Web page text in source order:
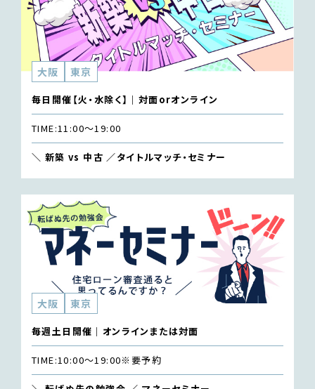
大阪 東京
毎日開催【火・水除く】｜対面orオンライン
TIME:11:00〜19:00
＼ 新築 vs 中古 ／タイトルマッチ・セミナー
大阪 東京
毎週土日開催｜オンラインまたは対面
TIME:10:00〜19:00※要予約